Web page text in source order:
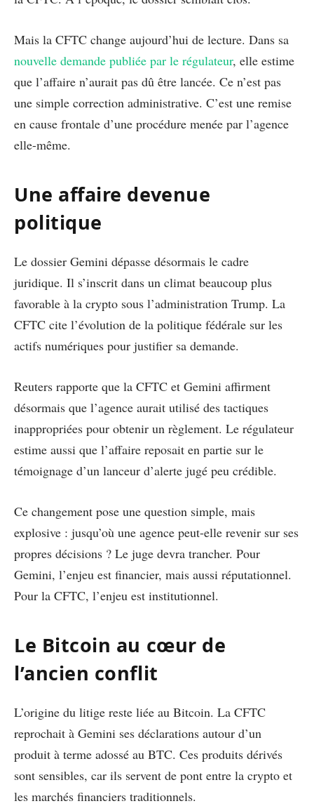
Mais la CFTC change aujourd’hui de lecture. Dans sa
nouvelle demande publiée par le régulateur, elle estime
que l’affaire n’aurait pas dû être lancée. Ce n’est pas
une simple correction administrative. C’est une remise
en cause frontale d’une procédure menée par l’agence
elle-même.
Une affaire devenue
politique
Le dossier Gemini dépasse désormais le cadre
juridique. Il s’inscrit dans un climat beaucoup plus
favorable à la crypto sous l’administration Trump. La
CFTC cite l’évolution de la politique fédérale sur les
actifs numériques pour justifier sa demande.
Reuters rapporte que la CFTC et Gemini affirment
désormais que l’agence aurait utilisé des tactiques
inappropriées pour obtenir un règlement. Le régulateur
estime aussi que l’affaire reposait en partie sur le
témoignage d’un lanceur d’alerte jugé peu crédible.
Ce changement pose une question simple, mais
explosive : jusqu’où une agence peut-elle revenir sur ses
propres décisions ? Le juge devra trancher. Pour
Gemini, l’enjeu est financier, mais aussi réputationnel.
Pour la CFTC, l’enjeu est institutionnel.
Le Bitcoin au cœur de
l’ancien conflit
L’origine du litige reste liée au Bitcoin. La CFTC
reprochait à Gemini ses déclarations autour d’un
produit à terme adossé au BTC. Ces produits dérivés
sont sensibles, car ils servent de pont entre la crypto et
les marchés financiers traditionnels.